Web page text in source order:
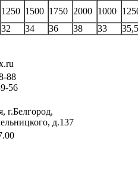
1250 1500 1750 2000 1000
32 34 36 38 33 35,5
88
56
г.Белгород,
д.137